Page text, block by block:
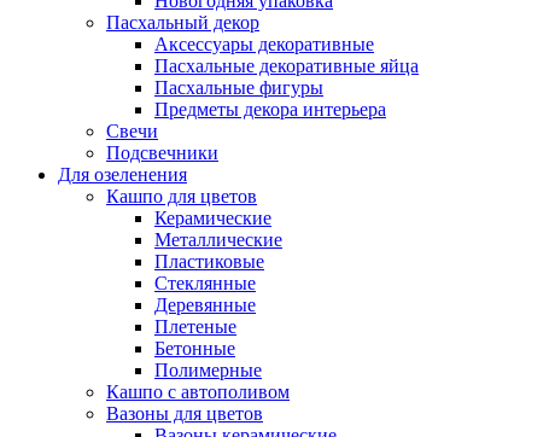
Пасхальный декор
Аксессуары декоративные
Пасхальные декоративные яйца
Пасхальные фигуры
Предметы декора интерьера
Свечи
Подсвечники
Для озеленения
Кашпо для цветов
Керамические
Металлические
Пластиковые
Стеклянные
Деревянные
Плетеные
Бетонные
Полимерные
Кашпо с автополивом
Вазоны для цветов